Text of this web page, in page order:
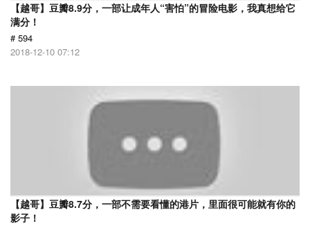
【越哥】豆瓣8.9分，一部让成年人“害怕”的冒险电影，我真想给它
满分！
# 594
2018-12-10 07:12
【越哥】豆瓣8.7分，一部不需要看懂的港片，里面很可能就有你的
影子！